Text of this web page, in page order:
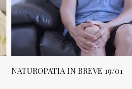
NATUROPATIA IN BREVE 19/01